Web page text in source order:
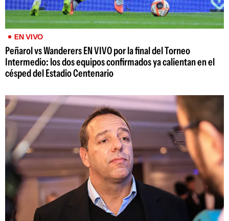
EN VIVO
Peñarol vs Wanderers EN VIVO por la final del Torneo
Intermedio: los dos equipos confirmados ya calientan en el
césped del Estadio Centenario